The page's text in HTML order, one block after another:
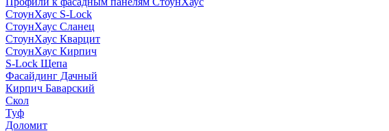
СтоунХаус S-Lock
СтоунХаус Сланец
СтоунХаус Кварцит
СтоунХаус Кирпич
S-Lock Щепа
Фасайдинг Дачный
Кирпич Баварский
Скол
Туф
Доломит